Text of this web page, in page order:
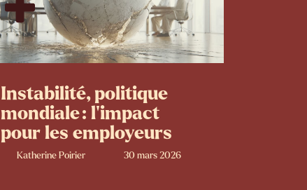
Instabilité, politique
mondiale : l’impact
pour les employeurs
Katherine Poirier 30 mars 2026